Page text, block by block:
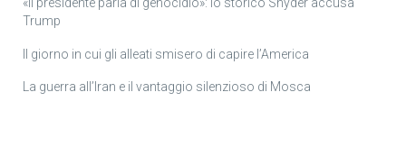
Trump
Il giorno in cui gli alleati smisero di capire l’America
La guerra all’Iran e il vantaggio silenzioso di Mosca